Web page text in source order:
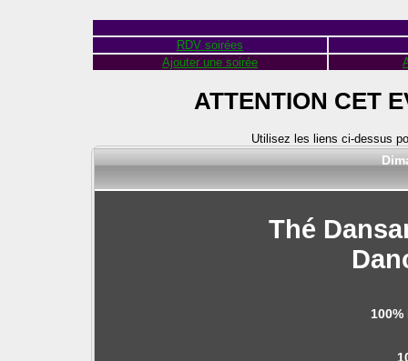
RDV soirées
Ajouter une soirée
ATTENTION CET
Utilisez les liens ci-dessus
Thé